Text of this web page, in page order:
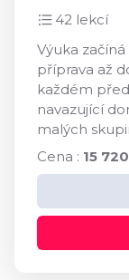
42 lekcí
Výuka
příprava až
každém
navazující
malých
Cena : 15